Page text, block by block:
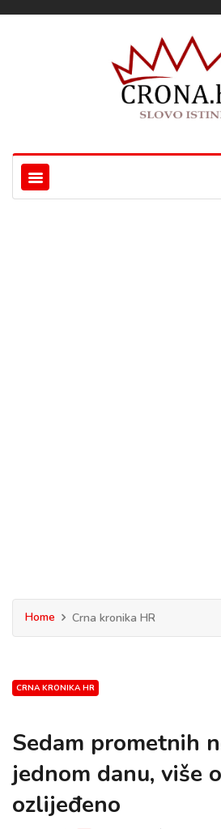
Home Crna kronika HR
CRNA KRONIKA HR
Sedam prometnih
jednom danu, više
ozlijeđeno